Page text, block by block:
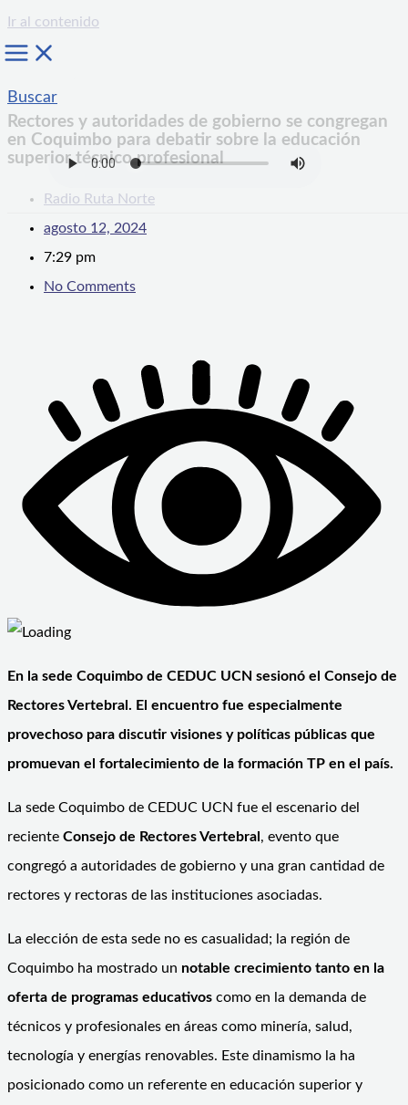
Ir al contenido
Buscar
Rectores y autoridades de gobierno se congregan
en Coquimbo para debatir sobre la educación
superior técnico profesional
Radio Ruta Norte
agosto 12, 2024
7:29 pm
No Comments
En la sede Coquimbo de CEDUC UCN sesionó el Consejo de
Rectores Vertebral. El encuentro fue especialmente
provechoso para discutir visiones y políticas públicas que
promuevan el fortalecimiento de la formación TP en el país.
La sede Coquimbo de CEDUC UCN fue el escenario del
reciente Consejo de Rectores Vertebral, evento que
congregó a autoridades de gobierno y una gran cantidad de
rectores y rectoras de las instituciones asociadas.
La elección de esta sede no es casualidad; la región de
Coquimbo ha mostrado un notable crecimiento tanto en la
oferta de programas educativos como en la demanda de
técnicos y profesionales en áreas como minería, salud,
tecnología y energías renovables. Este dinamismo la ha
posicionado como un referente en educación superior y